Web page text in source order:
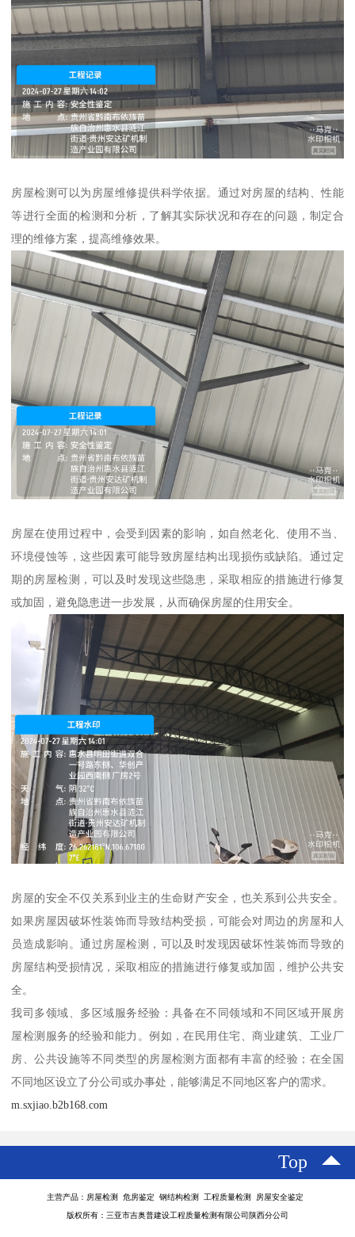
房屋检测可以为房屋维修提供科学依据。通过对房屋的结构、性能
等进行全面的检测和分析，了解其实际状况和存在的问题，制定合
理的维修方案，提高维修效果。
房屋在使用过程中，会受到因素的影响，如自然老化、使用不当、
环境侵蚀等，这些因素可能导致房屋结构出现损伤或缺陷。通过定
期的房屋检测，可以及时发现这些隐患，采取相应的措施进行修复
或加固，避免隐患进一步发展，从而确保房屋的住用安全。
房屋的安全不仅关系到业主的生命财产安全，也关系到公共安全。
如果房屋因破坏性装饰而导致结构受损，可能会对周边的房屋和人
员造成影响。通过房屋检测，可以及时发现因破坏性装饰而导致的
房屋结构受损情况，采取相应的措施进行修复或加固，维护公共安
全。
我司多领域、多区域服务经验：具备在不同领域和不同区域开展房
屋检测服务的经验和能力。例如，在民用住宅、商业建筑、工业厂
房、公共设施等不同类型的房屋检测方面都有丰富的经验；在全国
不同地区设立了分公司或办事处，能够满足不同地区客户的需求。
m.sxjiao.b2b168.com
Top
主营产品：房屋检测 危房鉴定 钢结构检测 工程质量检测 房屋安全鉴定
版权所有：三亚市吉奥普建设工程质量检测有限公司陕西分公司